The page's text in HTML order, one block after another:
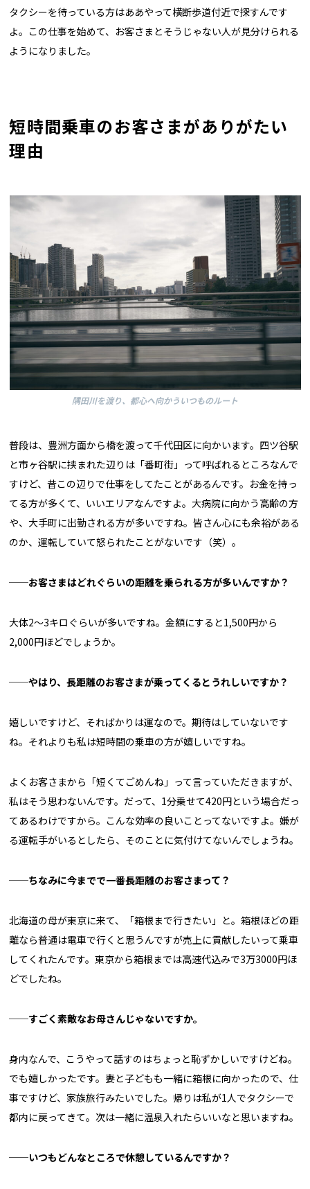
タクシーを待っている方はああやって横断歩道付近で探すんです
よ。この仕事を始めて、お客さまとそうじゃない人が見分けられる
ようになりました。
短時間乗車のお客さまがありがたい
理由
隅田川を渡り、都心へ向かういつものルート
普段は、豊洲方面から橋を渡って千代田区に向かいます。四ツ谷駅
と市ヶ谷駅に挟まれた辺りは「番町街」って呼ばれるところなんで
すけど、昔この辺りで仕事をしてたことがあるんです。お金を持っ
てる方が多くて、いいエリアなんですよ。大病院に向かう高齢の方
や、大手町に出勤される方が多いですね。皆さん心にも余裕がある
のか、運転していて怒られたことがないです（笑）。
──お客さまはどれぐらいの距離を乗られる方が多いんですか？
大体2〜3キロぐらいが多いですね。金額にすると1,500円から
2,000円ほどでしょうか。
──やはり、長距離のお客さまが乗ってくるとうれしいですか？
嬉しいですけど、そればかりは運なので。期待はしていないです
ね。それよりも私は短時間の乗車の方が嬉しいですね。
よくお客さまから「短くてごめんね」って言っていただきますが、
私はそう思わないんです。だって、1分乗せて420円という場合だっ
てあるわけですから。こんな効率の良いことってないですよ。嫌が
る運転手がいるとしたら、そのことに気付けてないんでしょうね。
──ちなみに今までで一番長距離のお客さまって？
北海道の母が東京に来て、「箱根まで行きたい」と。箱根ほどの距
離なら普通は電車で行くと思うんですが売上に貢献したいって乗車
してくれたんです。東京から箱根までは高速代込みで3万3000円ほ
どでしたね。
──すごく素敵なお母さんじゃないですか。
身内なんで、こうやって話すのはちょっと恥ずかしいですけどね。
でも嬉しかったです。妻と子どもも一緒に箱根に向かったので、仕
事ですけど、家族旅行みたいでした。帰りは私が1人でタクシーで
都内に戻ってきて。次は一緒に温泉入れたらいいなと思いますね。
──いつもどんなところで休憩しているんですか？